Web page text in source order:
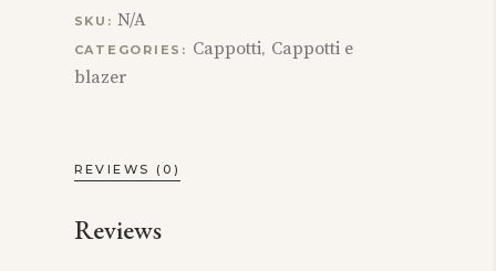
SKU:N/A
CATEGORIES: Cappotti, Cappotti e
blazer
REVIEWS (0)
Reviews